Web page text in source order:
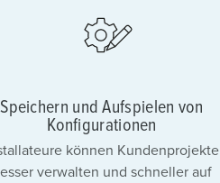
Speichern und Aufspielen von
Konfigurationen
können Kundenprojekte
verwalten und schneller auf